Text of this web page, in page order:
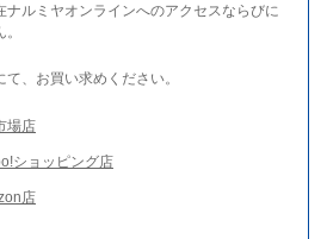
ナルミヤオンラインへのアクセスならびに
、お買い求めください。
場店
ショッピング店
店